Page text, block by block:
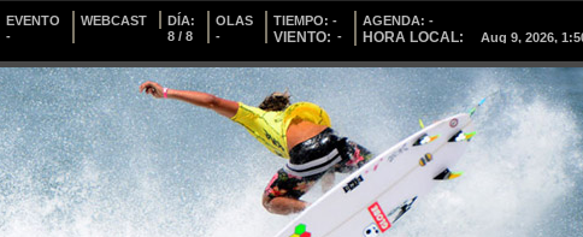
EVENTO
-
WEBCAST
DÍA:
8 / 8
OLAS
-
TIEMPO: -
VIENTO: -
AGENDA: -
HORA LOCAL: